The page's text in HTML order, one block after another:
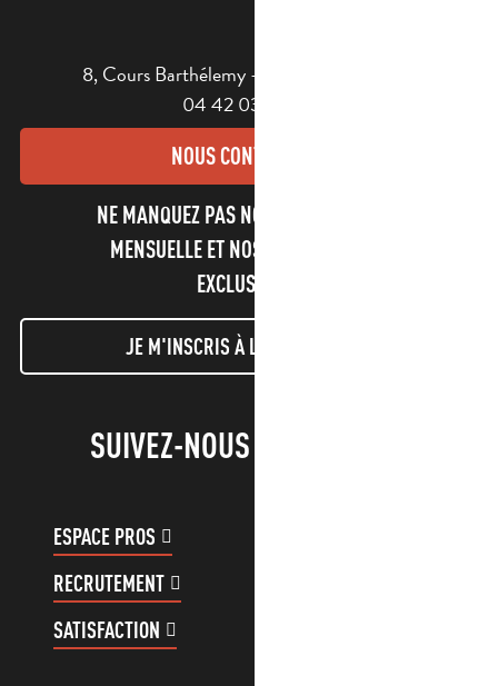
8, Cours Barthélemy - 13400 AUBAGNE
04 42 03 49 98
NOUS CONTACTER
NE MANQUEZ PAS NOTRE NEWSLETTER
MENSUELLE ET NOS INFORMATIONS
EXCLUSIVES !
JE M'INSCRIS À LA NEWSLETTER
SUIVEZ-NOUS !
ESPACE PROS
RECRUTEMENT
SATISFACTION